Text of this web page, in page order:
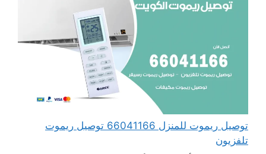
توصيل ريموت للمنزل 66041166 توصيل ريموت
تلفزيون